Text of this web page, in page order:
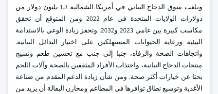
وبلغت سوق الدجاج النباتي في أمريكا الشمالية 1.3 بليون دولار من
دولارات الولايات المتحدة في عام 2022 ومن المتوقع أن تحقق
مكاسب كبيرة بين عامي 2023 و2032. وتحفز زيادة الوعي بالاستدامة
البيئية ورعاية الحيوانات المستهلكين على اختيار البدائل النباتية.
واتجاهات الصحة والرفاه، جنبا إلى جنب مع تحسين طعم ونسيج
منتجات الدجاج النباتية، واجتذاب الأفراد المثقفين بالصحة وآلات اللحم
بحثا عن خيارات أكثر صحة. ومن شأن زيادة الدعم المقدم من صناعة
الأغذية وتوسيع نطاق توافرها في المطاعم ومخازن البقالة أن يزيد من